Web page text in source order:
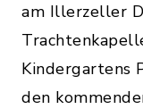
am Illerzeller
Kindergartens
den